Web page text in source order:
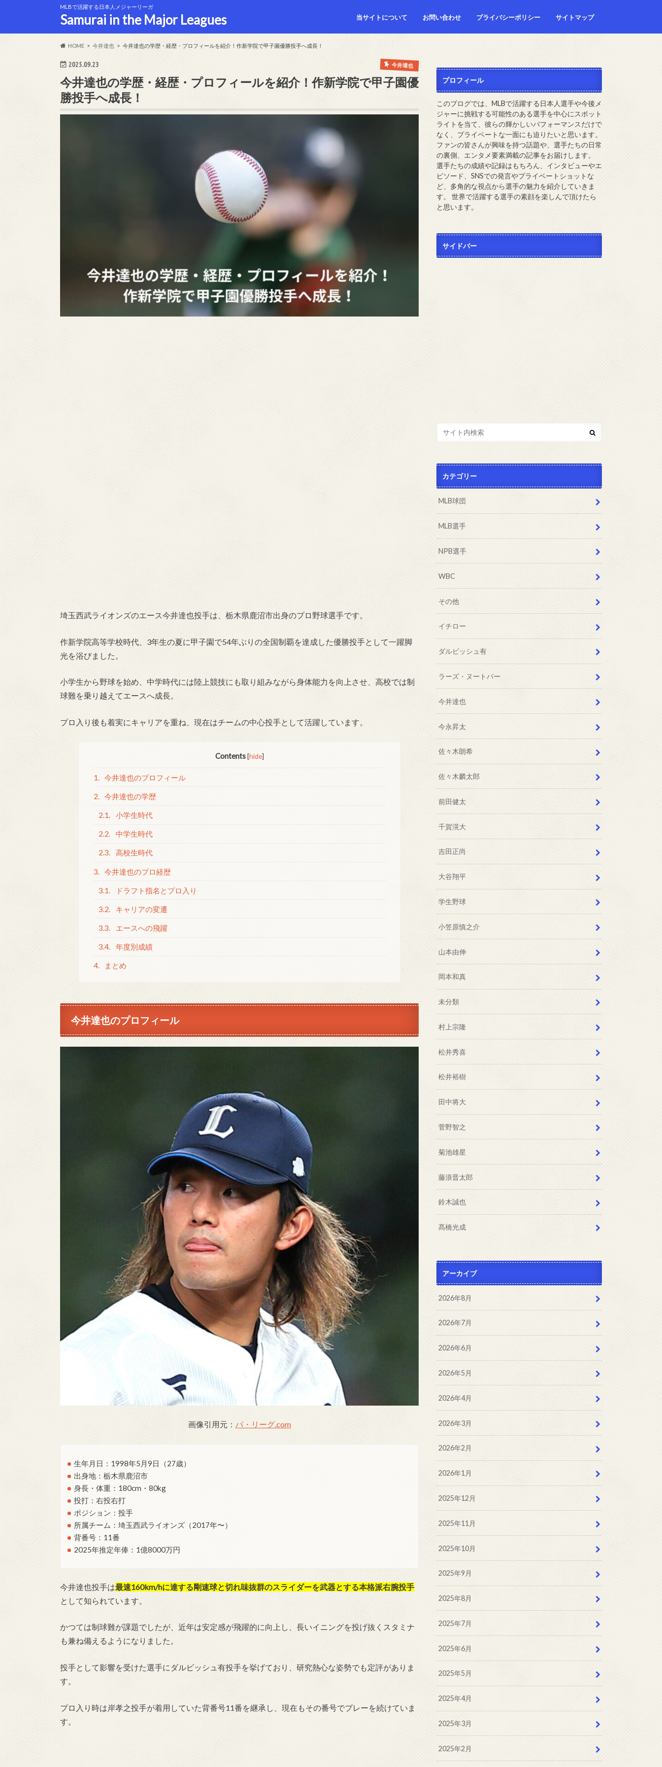
MLBで活躍する日本人メジャーリーガ
Samurai in the Major Leagues 当サイトについて お問い合わせ プライバシーポリシー サイトマップ
HOME 今井達也 今井達也の学歴・経歴・プロフィールを紹介！作新学院で甲子園優勝投手へ成長！
2025.09.23 今井達也
今井達也の学歴・経歴・プロフィールを紹介！作新学院で甲子園優
勝投手へ成長！
埼玉西武ライオンズのエース今井達也投手は、栃木県鹿沼市出身のプロ野球選手です。
作新学院高等学校時代、3年生の夏に甲子園で54年ぶりの全国制覇を達成した優勝投手として一躍脚
光を浴びました。
小学生から野球を始め、中学時代には陸上競技にも取り組みながら身体能力を向上させ、高校では制
球難を乗り越えてエースへ成長。
プロ入り後も着実にキャリアを重ね、現在はチームの中心投手として活躍しています。
Contents [hide]
1. 今井達也のプロフィール
2. 今井達也の学歴
2.1. 小学生時代
2.2. 中学生時代
2.3. 高校生時代
3. 今井達也のプロ経歴
3.1. ドラフト指名とプロ入り
3.2. キャリアの変遷
3.3. エースへの飛躍
3.4. 年度別成績
4. まとめ
今井達也のプロフィール
画像引用元： パ・リーグ.com
生年月日：1998年5月9日（27歳）
出身地：栃木県鹿沼市
身長・体重：180cm・80kg
投打：右投右打
ポジション：投手
所属チーム：埼玉西武ライオンズ（2017年〜）
背番号：11番
2025年推定年俸：1億8000万円
今井達也投手は最速160km/hに達する剛速球と切れ味抜群のスライダーを武器とする本格派右腕投手
として知られています。
かつては制球難が課題でしたが、近年は安定感が飛躍的に向上し、長いイニングを投げ抜くスタミナ
も兼ね備えるようになりました。
投手として影響を受けた選手にダルビッシュ有投手を挙げており、研究熱心な姿勢でも定評がありま
す。
プロ入り時は岸孝之投手が着用していた背番号11番を継承し、現在もその番号でプレーを続けていま
す。
プロフィール
このブログでは、MLBで活躍する日本人選手や今後メ
ジャーに挑戦する可能性のある選手を中心にスポット
ライトを当て、彼らの輝かしいパフォーマンスだけで
なく、プライベートな一面にも迫りたいと思います。
ファンの皆さんが興味を持つ話題や、選手たちの日常
の裏側、エンタメ要素満載の記事をお届けします。
選手たちの成績や記録はもちろん、インタビューやエ
ピソード、SNSでの発言やプライベートショットな
ど、多角的な視点から選手の魅力を紹介していきま
す。 世界で活躍する選手の素顔を楽しんで頂けたら
と思います。
サイドバー
カテゴリー
MLB球団
MLB選手
NPB選手
WBC
その他
イチロー
ダルビッシュ有
ラーズ・ヌートバー
今井達也
今永昇太
佐々木朗希
佐々木麟太郎
前田健太
千賀滉大
吉田正尚
大谷翔平
学生野球
小笠原慎之介
山本由伸
岡本和真
未分類
村上宗隆
松井秀喜
松井裕樹
田中将大
菅野智之
菊池雄星
藤浪晋太郎
鈴木誠也
髙橋光成
アーカイブ
2026年8月
2026年7月
2026年6月
2026年5月
2026年4月
2026年3月
2026年2月
2026年1月
2025年12月
2025年11月
2025年10月
2025年9月
2025年8月
2025年7月
2025年6月
2025年5月
2025年4月
2025年3月
2025年2月